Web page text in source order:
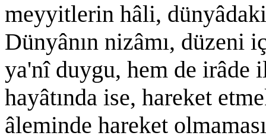
meyyitlerin hâli,
Dünyânın nizâmı, düzeni
ya'nî duygu, hem de irâde
hayâtında ise, hareket
âleminde hareket